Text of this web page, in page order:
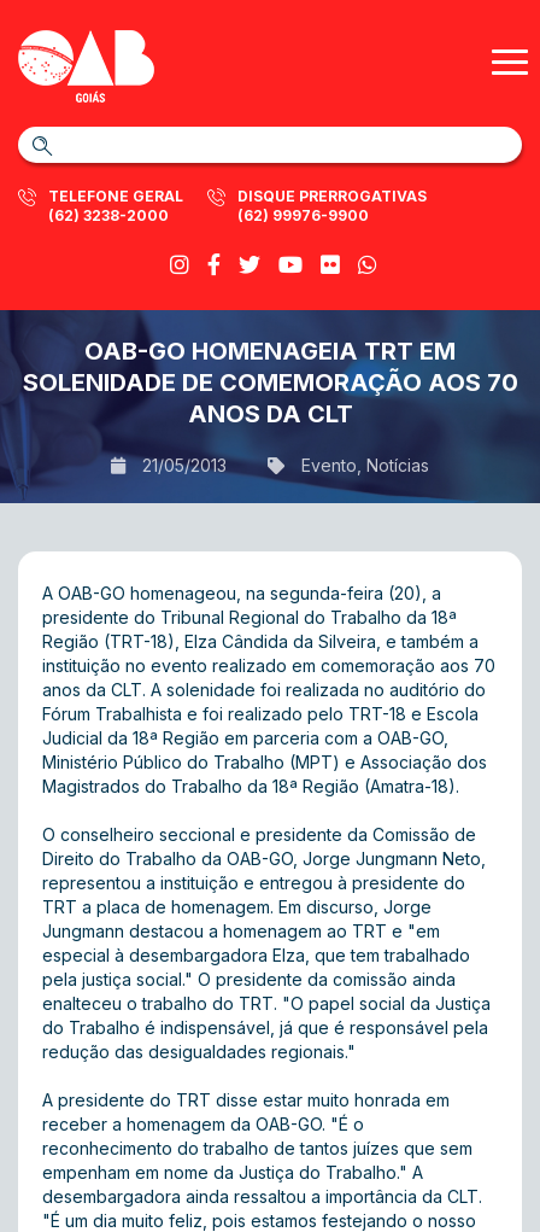
TELEFONE GERAL
(62) 3238-2000
DISQUE PRERROGATIVAS
(62) 99976-9900
OAB-GO HOMENAGEIA TRT EM
SOLENIDADE DE COMEMORAÇÃO AOS 70
ANOS DA CLT
21/05/2013 Evento Notícias
A OAB-GO homenageou, na segunda-feira (20), a
presidente do Tribunal Regional do Trabalho da 18ª
Região (TRT-18), Elza Cândida da Silveira, e também a
instituição no evento realizado em comemoração aos 70
anos da CLT. A solenidade foi realizada no auditório do
Fórum Trabalhista e foi realizado pelo TRT-18 e Escola
Judicial da 18ª Região em parceria com a OAB-GO,
Ministério Público do Trabalho (MPT) e Associação dos
Magistrados do Trabalho da 18ª Região (Amatra-18).
O conselheiro seccional e presidente da Comissão de
Direito do Trabalho da OAB-GO, Jorge Jungmann Neto,
representou a instituição e entregou à presidente do
TRT a placa de homenagem. Em discurso, Jorge
Jungmann destacou a homenagem ao TRT e "em
especial à desembargadora Elza, que tem trabalhado
pela justiça social." O presidente da comissão ainda
enalteceu o trabalho do TRT. "O papel social da Justiça
do Trabalho é indispensável, já que é responsável pela
redução das desigualdades regionais."
A presidente do TRT disse estar muito honrada em
receber a homenagem da OAB-GO. "É o
reconhecimento do trabalho de tantos juízes que sem
empenham em nome da Justiça do Trabalho." A
desembargadora ainda ressaltou a importância da CLT.
"É um dia muito feliz, pois estamos festejando o nosso